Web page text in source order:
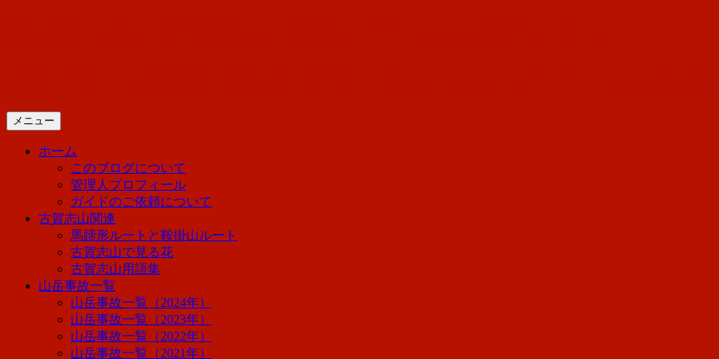
へ
スメニュー
ホーム
このブログについて
管理人プロフィール
ガイドのご依頼について
古賀志山関連
馬蹄形ルートと鞍掛山ルート
古賀志山で見る花
古賀志山用語集
山岳事故一覧
山岳事故一覧（2024年）
山岳事故一覧（2023年）
山岳事故一覧（2022年）
山岳事故一覧（2021年）